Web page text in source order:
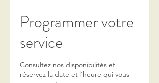
Programmer votre
service
Consultez nos disponibilités et
réservez la date et l'heure qui vous